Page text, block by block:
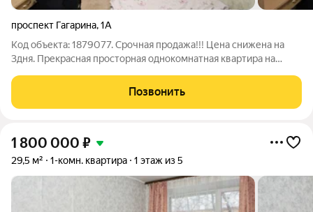
проспект Гагарина,1А
Код объекта: 1879077. Срочная продажа!!! Цена снижена на
3дня. Прекрасная просторная однокомнатная квартира на
Косметический ремонт
Позвонить
1 800 000 ₽
29,5 м² 1-комн. квартира 1 этаж из 5